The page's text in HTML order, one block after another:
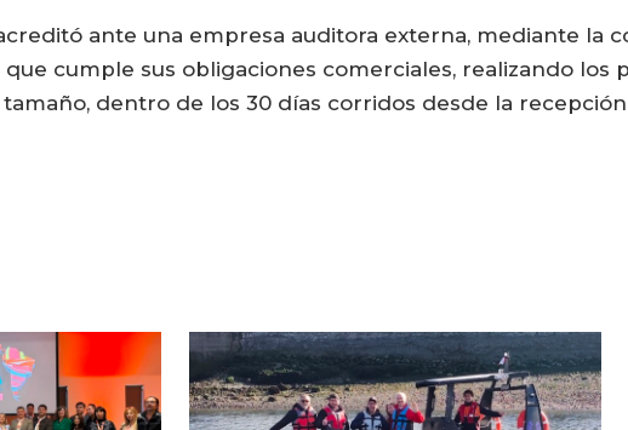
ante una empresa auditora externa, mediante la
cumple sus obligaciones comerciales, realizando los
dentro de los 30 días corridos desde la